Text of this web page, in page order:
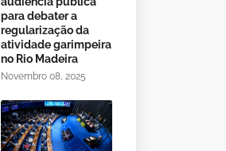
para debater a
regularização da
atividade garimpeira
no Rio Madeira
Novembro 08, 2025